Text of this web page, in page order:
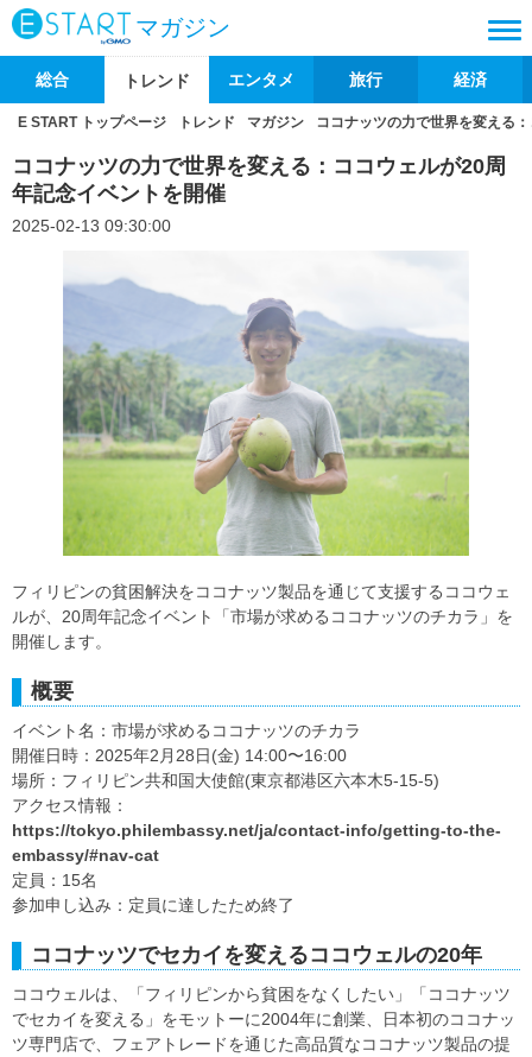
マガジン
総合 トレンド エンタメ 旅行 経済
E START トップページ トレンド マガジン ココナッツの力で世界を変える
ココナッツの力で世界を変える：ココウェルが20周
年記念イベントを開催
2025-02-13 09:30:00
フィリピンの貧困解決をココナッツ製品を通じて支援するココウェ
ルが、20周年記念イベント「市場が求めるココナッツのチカラ」を
開催します。
概要
イベント名：市場が求めるココナッツのチカラ
開催日時：2025年2月28日(金) 14:00〜16:00
場所：フィリピン共和国大使館(東京都港区六本木5-15-5)
アクセス情報：
https://tokyo.philembassy.net/ja/contact-info/getting-to-the-
embassy/#nav-cat
定員：15名
参加申し込み：定員に達したため終了
ココナッツでセカイを変えるココウェルの20年
ココウェルは、「フィリピンから貧困をなくしたい」「ココナッツ
でセカイを変える」をモットーに2004年に創業、日本初のココナッ
ツ専門店で、フェアトレードを通じた高品質なココナッツ製品の提